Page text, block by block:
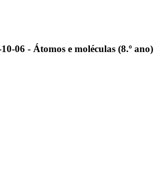
06 - Átomos e moléculas (8.º ano)